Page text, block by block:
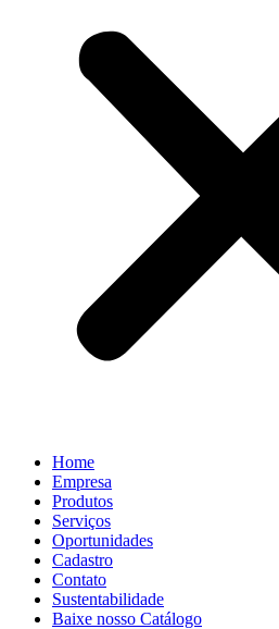
Home
Empresa
Produtos
Serviços
Oportunidades
Cadastro
Contato
Sustentabilidade
Baixe nosso Catálogo